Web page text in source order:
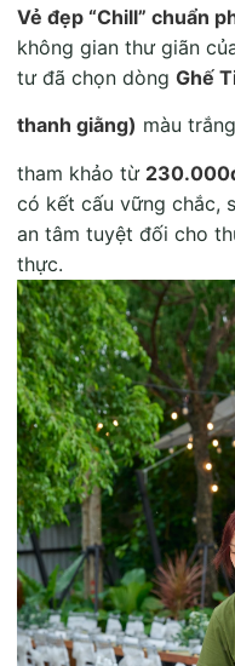
Vẻ đẹp “Chill” chuẩn
không gian thư giãn
tư đã chọn dòng Ghế
thanh giằng) màu
tham khảo từ
có kết cấu vững chắc,
an tâm tuyệt đối cho
thực.